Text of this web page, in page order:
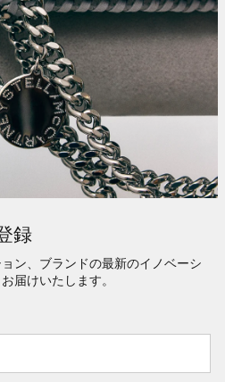
録
ン、ブランドの最新のイノベーシ
届けいたします。